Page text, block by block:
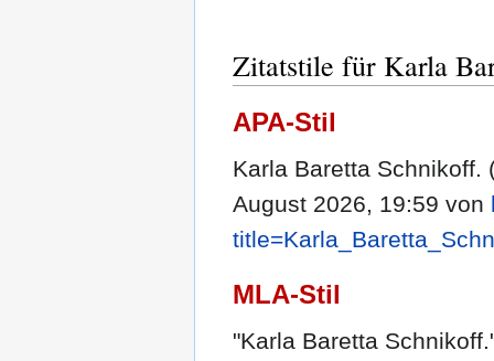
Zitatstile für Karla
APA-Stil
Karla Baretta
August 2026, 19:59 von
MLA-Stil
"Karla Baretta